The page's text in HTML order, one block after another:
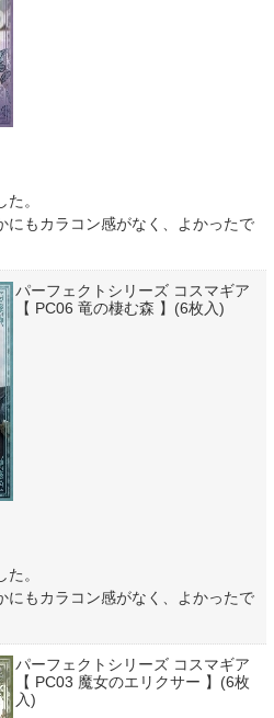
。
にもカラコン感がなく、よかったで
パーフェクトシリーズ コスマギア
【 PC06 竜の棲む森 】(6枚入)
。
にもカラコン感がなく、よかったで
パーフェクトシリーズ コスマギア
【 PC03 魔女のエリクサー 】(6枚
入)